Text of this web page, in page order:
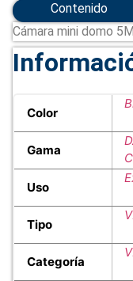
Contenido
Cámara mini domo
Color
Gama
Uso
Tipo
Categoría